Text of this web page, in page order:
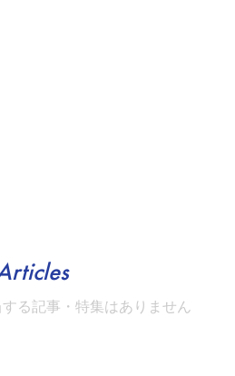
る記事・特集はありません